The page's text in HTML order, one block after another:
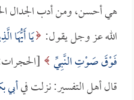
هي أحسن، ومن أدب الجدال
الله عز وجل يقول: يَا أَيُّهَا
فَوْقَ صَوْتِ النَّبِيِّ
قال أهل التفسير: نزلت فيأبي